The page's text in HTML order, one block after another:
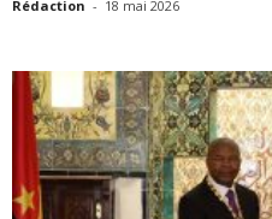
Rédaction - 18 mai 2026